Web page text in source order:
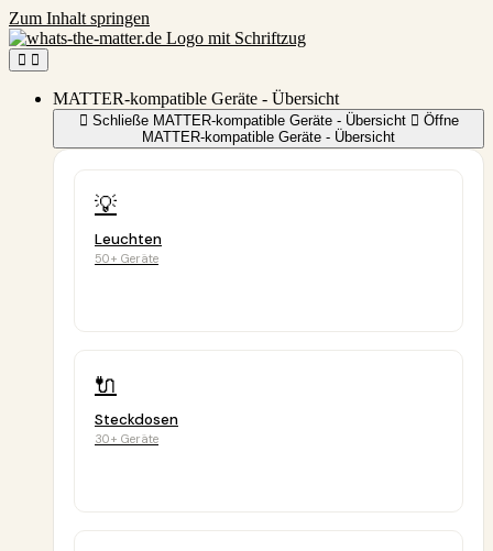
Zum Inhalt springen
MATTER-kompatible Geräte - Übersicht
Schließe MATTER-kompatible Geräte - Übersicht
Öffne
MATTER-kompatible Geräte - Übersicht
💡
Leuchten
50+ Geräte
🔌
Steckdosen
30+ Geräte